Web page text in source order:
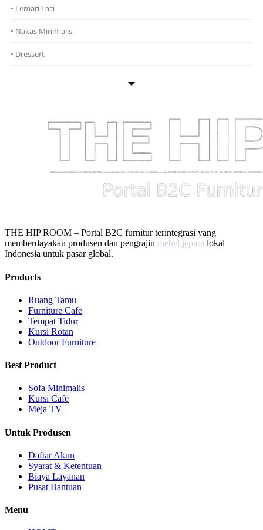
• Lemari Laci
• Nakas Minimalis
• Dressert
THE HIP ROOM – Portal B2C furnitur terintegrasi yang
memberdayakan produsen dan pengrajin mebel jepara lokal
Indonesia untuk pasar global.
Products
Ruang Tamu
Furniture Cafe
Tempat Tidur
Kursi Rotan
Outdoor Furniture
Best Product
Sofa Minimalis
Kursi Cafe
Meja TV
Untuk Produsen
Daftar Akun
Syarat & Ketentuan
Biaya Layanan
Pusat Bantuan
Menu